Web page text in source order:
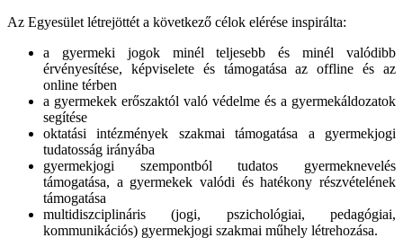
Az Egyesület létrejöttét a következő célok elérése inspirálta:
a gyermeki jogok minél teljesebb és minél valódibb
érvényesítése, képviselete és támogatása az offline és az
online térben
a gyermekek erőszaktól való védelme és a gyermekáldozatok
segítése
oktatási intézmények szakmai támogatása a gyermekjogi
tudatosság irányába
gyermekjogi szempontból tudatos gyermeknevelés
támogatása, a gyermekek valódi és hatékony részvételének
támogatása
multidiszciplináris (jogi, pszichológiai, pedagógiai,
kommunikációs) gyermekjogi szakmai műhely létrehozása.